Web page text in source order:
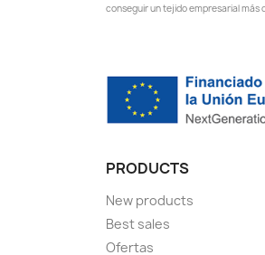
conseguir un tejido empresarial más
PRODUCTS
New products
Best sales
Ofertas